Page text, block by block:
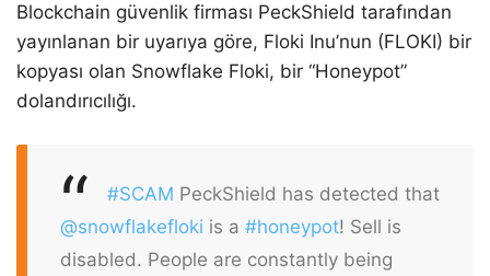
Blockchain güvenlik firması PeckShield tarafından
yayınlanan bir uyarıya göre, Floki Inu’nun (FLOKI) bir
kopyası olan Snowflake Floki, bir “Honeypot”
dolandırıcılığı.
#SCAM PeckShield has detected that
@snowflakefloki is a #honeypot! Sell is
disabled. People are constantly being